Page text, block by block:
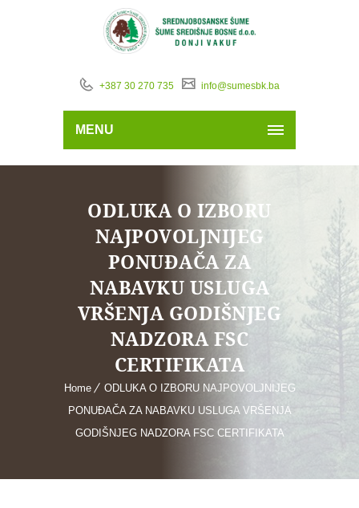
+387 30 270 735 info@sumesbk.ba
MENU
ODLUKA O IZBORU
NAJPOVOLJNIJEG
PONUĐAČA ZA
NABAVKU USLUGA
VRŠENJA GODIŠNJEG
NADZORA FSC
CERTIFIKATA
Home
ODLUKA O IZBORU NAJPOVOLJNIJEG
PONUĐAČA ZA NABAVKU USLUGA VRŠENJA
GODIŠNJEG NADZORA FSC CERTIFIKATA